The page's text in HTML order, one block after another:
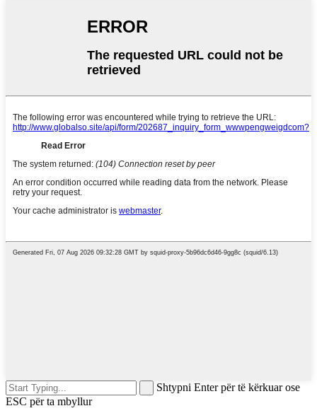
Shtypni Enter për të kërkuar ose
ESC për ta mbyllur